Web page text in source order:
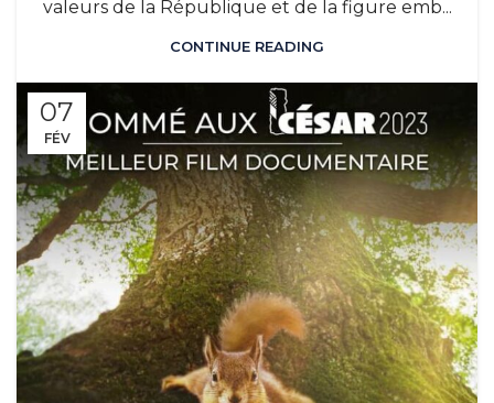
valeurs de la République et de la figure emb...
CONTINUE READING
07
FÉV